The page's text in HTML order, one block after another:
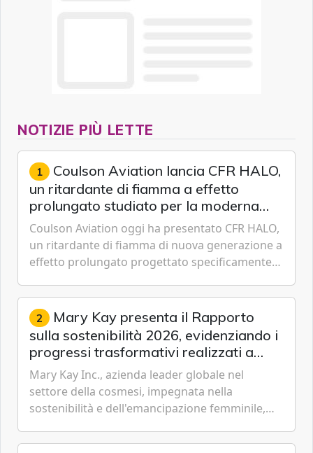
NOTIZIE PIÙ LETTE
1 Coulson Aviation lancia CFR HALO,
un ritardante di fiamma a effetto
prolungato studiato per la moderna
lotta aerea contro gli incendi
Coulson Aviation oggi ha presentato CFR HALO,
un ritardante di fiamma di nuova generazione a
effetto prolungato progettato specificamente
missioni an...
2 Mary Kay presenta il Rapporto
sulla sostenibilità 2026, evidenziando i
progressi trasformativi realizzati a
livello globale nelle sfere sociale,
economica e ambientale
Mary Kay Inc., azienda leader globale nel
settore della cosmesi, impegnata nella
sostenibilità e dell'emancipazione femminile,
sostenibilità 2026, una panora...